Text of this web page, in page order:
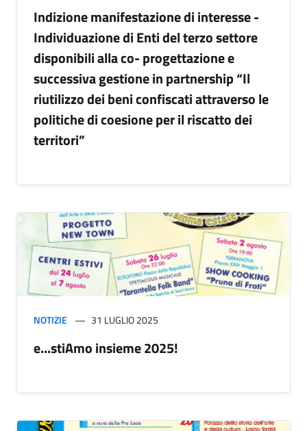
Indizione manifestazione di interesse -
Individuazione di Enti del terzo settore
disponibili alla co- progettazione e
successiva gestione in partnership “Il
riutilizzo dei beni confiscati attraverso le
politiche di coesione per il riscatto dei
territori”
NOTIZIE 31 LUGLIO 2025
e...stiAmo insieme 2025!